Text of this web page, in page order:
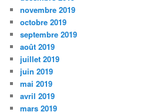
novembre 2019
octobre 2019
septembre 2019
août 2019
juillet 2019
juin 2019
mai 2019
avril 2019
mars 2019